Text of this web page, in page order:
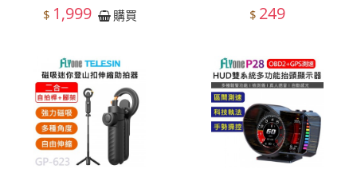
$ 1,999 購買 $ 249